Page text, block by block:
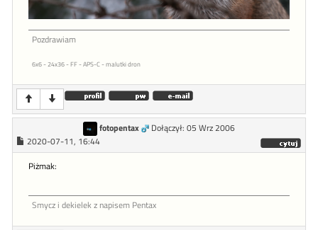
Pozdrawiam
6x6 - 24x36 - FF - APS-C - malutki dron
fotopentax
Dołączył: 05 Wrz 2006
2020-07-11, 16:44
Piżmak:
Smycz i dekielek z napisem Pentax